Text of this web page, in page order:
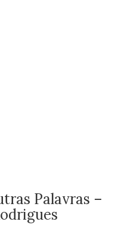
Palavras –